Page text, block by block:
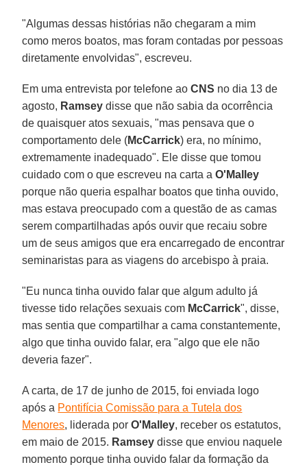
"Algumas dessas histórias não chegaram a mim
como meros boatos, mas foram contadas por pessoas
diretamente envolvidas", escreveu.
Em uma entrevista por telefone aoCNS no dia 13 de
agosto, Ramsey disse que não sabia da ocorrência
de quaisquer atos sexuais, "mas pensava que o
comportamento dele (McCarrick) era, no mínimo,
extremamente inadequado". Ele disse que tomou
cuidado com o que escreveu na carta aO'Malley
porque não queria espalhar boatos que tinha ouvido,
mas estava preocupado com a questão de as camas
serem compartilhadas após ouvir que recaiu sobre
um de seus amigos que era encarregado de encontrar
seminaristas para as viagens do arcebispo à praia.
"Eu nunca tinha ouvido falar que algum adulto já
tivesse tido relações sexuais com McCarrick", disse,
mas sentia que compartilhar a cama constantemente,
algo que tinha ouvido falar, era "algo que ele não
deveria fazer".
A carta, de 17 de junho de 2015, foi enviada logo
após a Pontifícia Comissão para a Tutela dos
Menores, liderada porO'Malley, receber os estatutos,
em maio de 2015. Ramsey disse que enviou naquele
momento porque tinha ouvido falar da formação da